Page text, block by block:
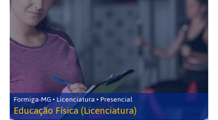
Formiga-MG • Licenciatura • Presencial
Educação Física (Licenciatura)